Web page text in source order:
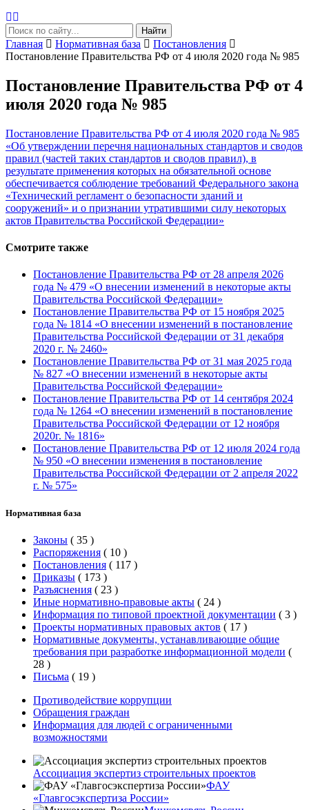
Найти
Главная Нормативная база
Постановления
Постановление Правительства РФ от 4 июля 2020 года № 985
Постановление Правительства РФ от 4
июля 2020 года № 985
Постановление Правительства РФ от 4 июля 2020 года № 985
«Об утверждении перечня национальных стандартов и сводов
правил (частей таких стандартов и сводов правил), в
результате применения которых на обязательной основе
обеспечивается соблюдение требований Федерального закона
«Технический регламент о безопасности зданий и
сооружений» и о признании утратившими силу некоторых
актов Правительства Российской Федерации»
Смотрите также
Постановление Правительства РФ от 28 апреля 2026
года № 479 «О внесении изменений в некоторые акты
Правительства Российской Федерации»
Постановление Правительства РФ от 15 ноября 2025
года № 1814 «О внесении изменений в постановление
Правительства Российской Федерации от 31 декабря
2020 г. № 2460»
Постановление Правительства РФ от 31 мая 2025 года
№ 827 «О внесении изменений в некоторые акты
Правительства Российской Федерации»
Постановление Правительства РФ от 14 сентября 2024
года № 1264 «О внесении изменений в постановление
Правительства Российской Федерации от 12 ноября
2020г. № 1816»
Постановление Правительства РФ от 12 июля 2024 года
№ 950 «О внесении изменения в постановление
Правительства Российской Федерации от 2 апреля 2022
г. № 575»
Нормативная база
Законы ( 35 )
Распоряжения ( 10 )
Постановления ( 117 )
Приказы ( 173 )
Разъяснения ( 23 )
Иные нормативно-правовые акты ( 24 )
Информация по типовой проектной документации ( 3 )
Проекты нормативных правовых актов ( 17 )
Нормативные документы, устанавливающие общие
требования при разработке информационной модели (
28 )
Письма ( 19 )
Противодействие коррупции
Обращения граждан
Информация для людей с ограниченными
возможностями
Ассоциация экспертиз строительных проектов
ФАУ
«Главгосэкспертиза России»